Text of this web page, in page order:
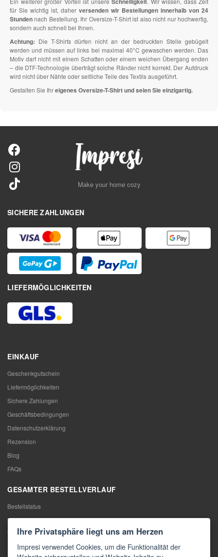
für Sie wichtig ist, daher versenden wir Bestellungen innerhalb von 24
Stundennach Bestellung. Ihr Oversize-T-Shirt ist also nicht nur hochwertig,
sondern auch schnell bei Ihnen.
Achtung: Die T-Shirts dürfen nicht an der bedruckten Stelle gebügelt
werden und müssen auf links bei maximal 40°C gewaschen werden. Das
Motiv darf nicht mit einem Schatten oder einem weichen Übergang enden
– die DTF-Technologie überträgt solche Ränder nicht korrekt. Der Aufdruck
wird nicht über Nähte oder seitliche Teile des Textils ausgeführt.
Gestalten Sie Ihreigenes Oversize-T-Shirt und seien Sie einzigartig.
Make your home cozy
SICHERE ZAHLUNGEN
LIEFERMÖGLICHKEITEN
EINKAUF
Geschenkgutschein
Liefermöglichkeiten
Sichere Zahlungen
Geschäftsbedingungen
Datenschutzerklärung
Rezension
Blog
FAQs
GESAMTER BESTELLVERLAUF
Bestellstatus
Meine Bestellung
Warentausch
Rücktritt vom Vertrag
Ihre Privatsphäre liegt uns am Herzen
Impresi verwendet Cookies, um die Funktionalität der